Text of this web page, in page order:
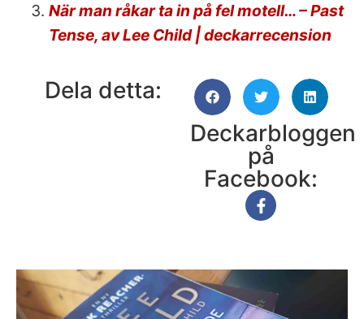
När man råkar ta in på fel motell… – Past
Tense, av Lee Child | deckarrecension
Dela detta:
Deckarbloggen
på
Facebook: